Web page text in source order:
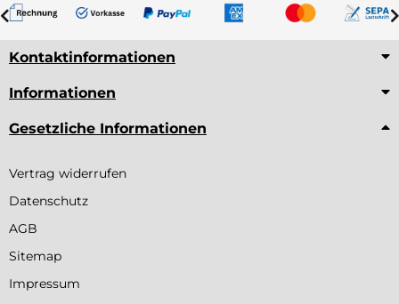
Kontaktinformationen
Informationen
Gesetzliche Informationen
Vertrag widerrufen
Datenschutz
AGB
Sitemap
Impressum